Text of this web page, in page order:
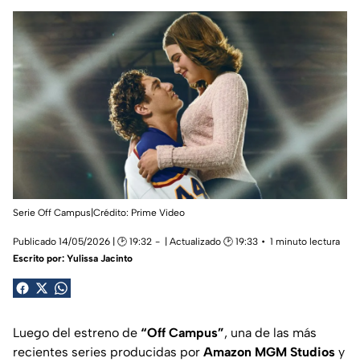
Serie Off Campus|Crédito: Prime Video
Publicado 14/05/2026 | 🕑 19:32 | Actualizado 🕑 19:33
1 minuto lectura
Escrito por: Yulissa Jacinto
Luego del estreno de “Off Campus”, una de las más
recientes series producidas por Amazon MGM Studios y